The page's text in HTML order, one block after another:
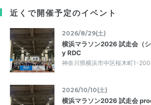
近くで開催予定のイベント
2026/8/29(土)
横浜マラソン2026 試走会（
y RDC
神奈川県横浜市中区桜木町1-200
2026/10/10(土)
横浜マラソン2026 試走会